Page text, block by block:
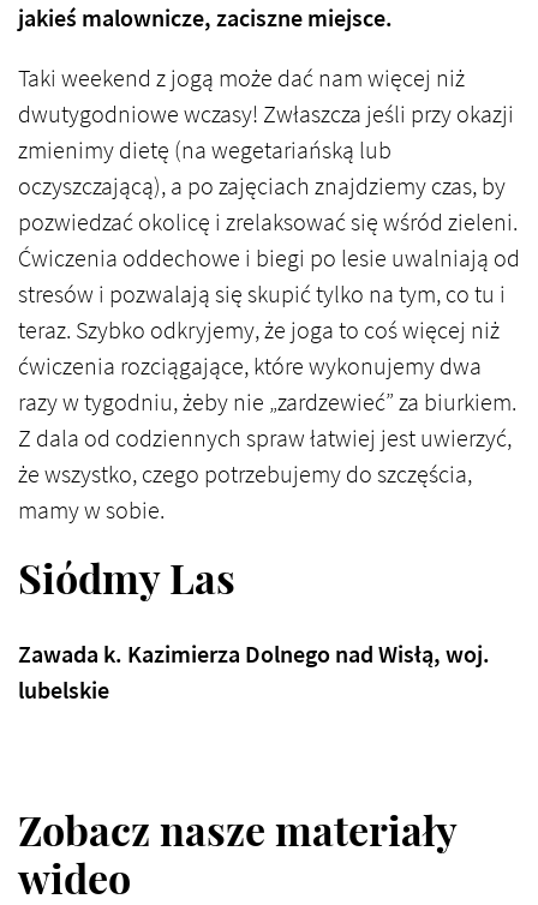
jakieś malownicze, zaciszne miejsce.
Taki weekend z jogą może dać nam więcej niż
dwutygodniowe wczasy! Zwłaszcza jeśli przy okazji
zmienimy dietę (na wegetariańską lub
oczyszczającą), a po zajęciach znajdziemy czas, by
pozwiedzać okolicę i zrelaksować się wśród zieleni.
Ćwiczenia oddechowe i biegi po lesie uwalniają od
stresów i pozwalają się skupić tylko na tym, co tu i
teraz. Szybko odkryjemy, że joga to coś więcej niż
ćwiczenia rozciągające, które wykonujemy dwa
razy w tygodniu, żeby nie „zardzewieć” za biurkiem.
Z dala od codziennych spraw łatwiej jest uwierzyć,
że wszystko, czego potrzebujemy do szczęścia,
mamy w sobie.
Siódmy Las
Zawada k. Kazimierza Dolnego nad Wisłą, woj.
lubelskie
Zobacz nasze materiały
wideo